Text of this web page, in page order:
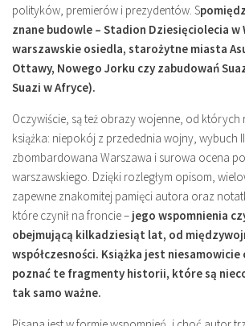
polityków, premierów i prezydentów. S
znane budowle – Stadion Dziesięciolecia w
warszawskie osiedla, starożytne miasta
Ottawy, Nowego Jorku czy zabudowań
Suazi w Afryce).
Oczywiście, są też obrazy wojenne, od
książka: niepokój z przedednia wojny, wybuch
zbombardowana Warszawa i surowa ocena
warszawskiego. Dzięki rozległym opisom,
zapewne znakomitej pamięci autora oraz
które czynił na froncie – jego wspomnienia
obejmującą kilkadziesiąt lat, od
współczesności. Książka jest
poznać te fragmenty historii, które są
tak samo ważne.